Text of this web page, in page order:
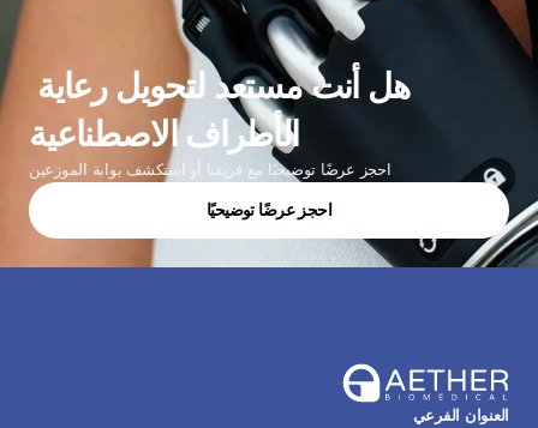
الأطراف الاصطناعية
احجز عرضًا توضيحيًا مع فريقنا أو استكشف بوابة الموزعين
احجز عرضًا توضيحيًا
العنوان الفرعي